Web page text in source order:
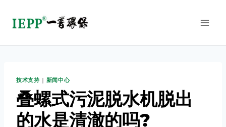
技术支持 | 新闻中心
叠螺式污泥脱水机脱出
的水是清澈的吗?